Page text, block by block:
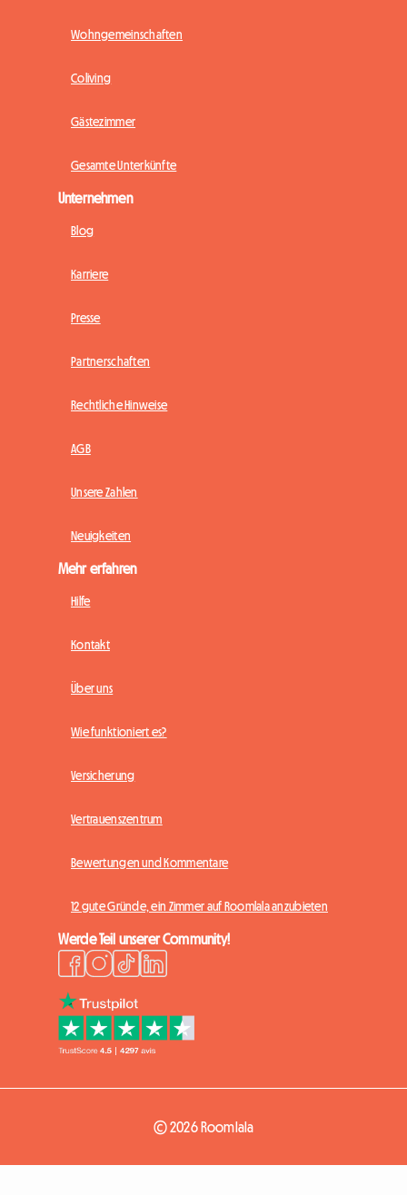
Wohngemeinschaften
Coliving
Gästezimmer
Gesamte Unterkünfte
Unternehmen
Blog
Karriere
Presse
Partnerschaften
Rechtliche Hinweise
AGB
Unsere Zahlen
Neuigkeiten
Mehr erfahren
Hilfe
Kontakt
Über uns
Wie funktioniert es?
Versicherung
Vertrauenszentrum
Bewertungen und Kommentare
12 gute Gründe, ein Zimmer auf Roomlala anzubieten
Werde Teil unserer Community!
© 2026 Roomlala